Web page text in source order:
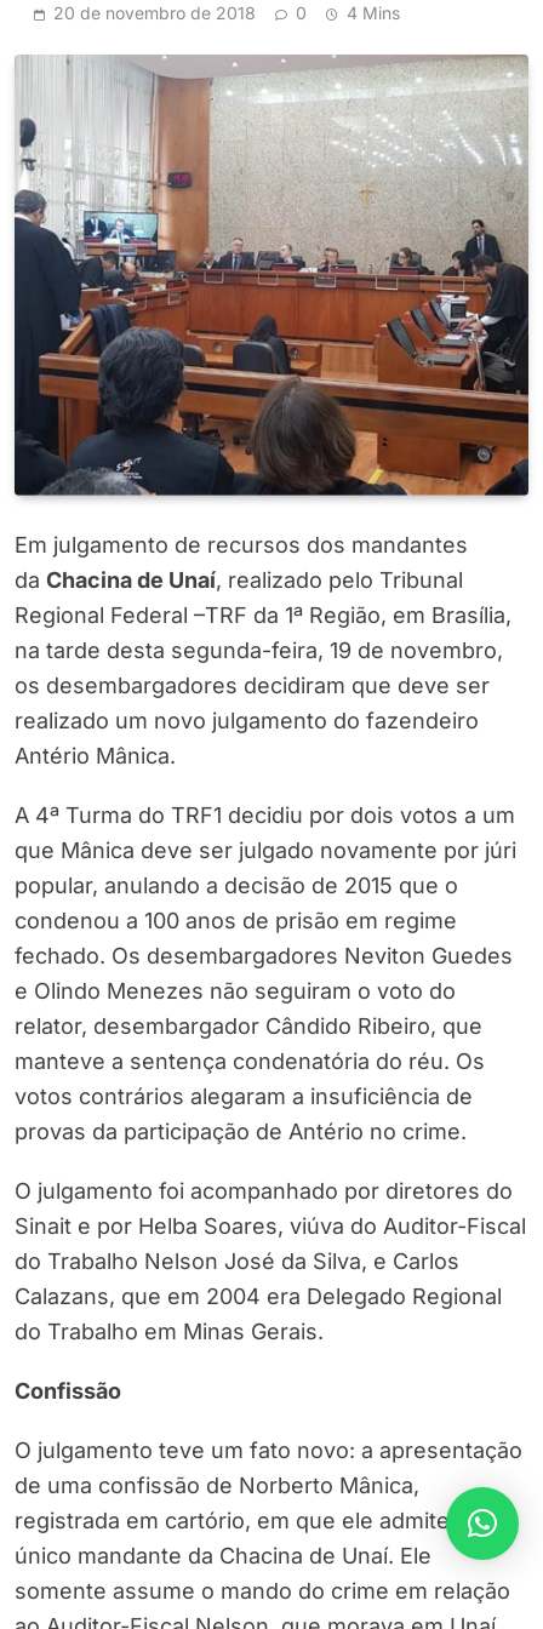
20 de novembro de 2018 0 4 Mins
Em julgamento de recursos dos mandantes
da Chacina de Unaí, realizado pelo Tribunal
Regional Federal –TRF da 1ª Região, em Brasília,
na tarde desta segunda-feira, 19 de novembro,
os desembargadores decidiram que deve ser
realizado um novo julgamento do fazendeiro
Antério Mânica.
A 4ª Turma do TRF1 decidiu por dois votos a um
que Mânica deve ser julgado novamente por júri
popular, anulando a decisão de 2015 que o
condenou a 100 anos de prisão em regime
fechado. Os desembargadores Neviton Guedes
e Olindo Menezes não seguiram o voto do
relator, desembargador Cândido Ribeiro, que
manteve a sentença condenatória do réu. Os
votos contrários alegaram a insuficiência de
provas da participação de Antério no crime.
O julgamento foi acompanhado por diretores do
Sinait e por Helba Soares, viúva do Auditor-Fiscal
do Trabalho Nelson José da Silva, e Carlos
Calazans, que em 2004 era Delegado Regional
do Trabalho em Minas Gerais.
Confissão
O julgamento teve um fato novo: a apresentação
de uma confissão de Norberto Mânica,
registrada em cartório, em que ele admite ser o
único mandante da Chacina de Unaí. Ele
somente assume o mando do crime em relação